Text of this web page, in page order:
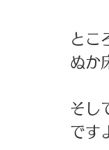
とこ
ぬか
そし
です